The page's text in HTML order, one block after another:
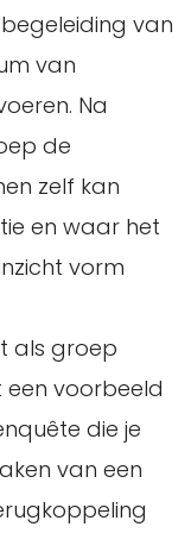
van
van
Na
de
zelf kan
en waar het
vorm
als groep
voorbeeld
die je
van een